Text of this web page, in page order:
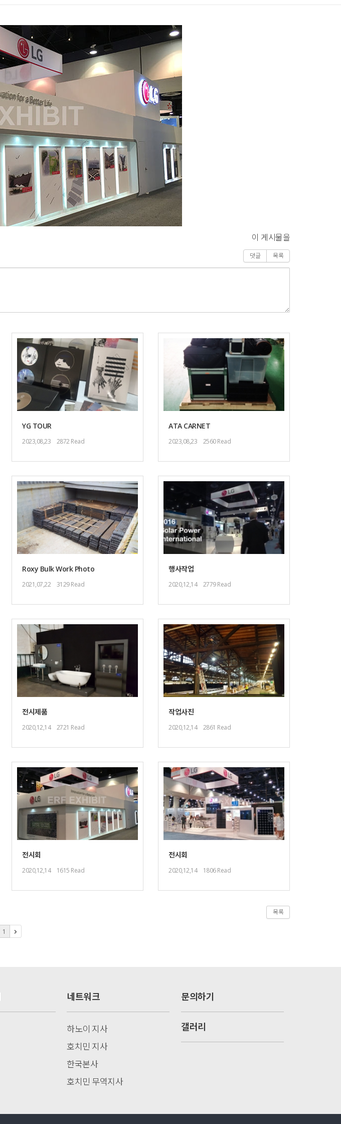
이 게시물을
댓글 목록
YG TOUR
2023,08,23 2872 Read
ATA CARNET
2023,08,23 2560 Read
Roxy Bulk Work Photo
2021,07,22 3129 Read
행사작업
2020,12,14 2779 Read
전시제품
2020,12,14 2721 Read
작업사진
2020,12,14 2861 Read
전시회
2020,12,14 1615 Read
전시회
2020,12,14 1806 Read
목록
1
네트워크
하노이 지사
호치민 지사
한국본사
호치민 무역지사
문의하기
갤러리